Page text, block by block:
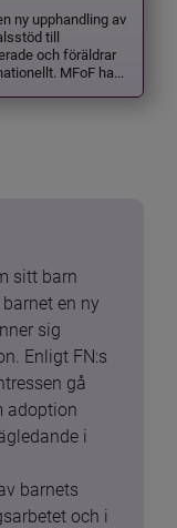
ny upphandling av
till
och föräldrar
MFoF ha...
sitt barn
en ny
sig
Enligt FN:s
gå
adoption
i
barnets
och i